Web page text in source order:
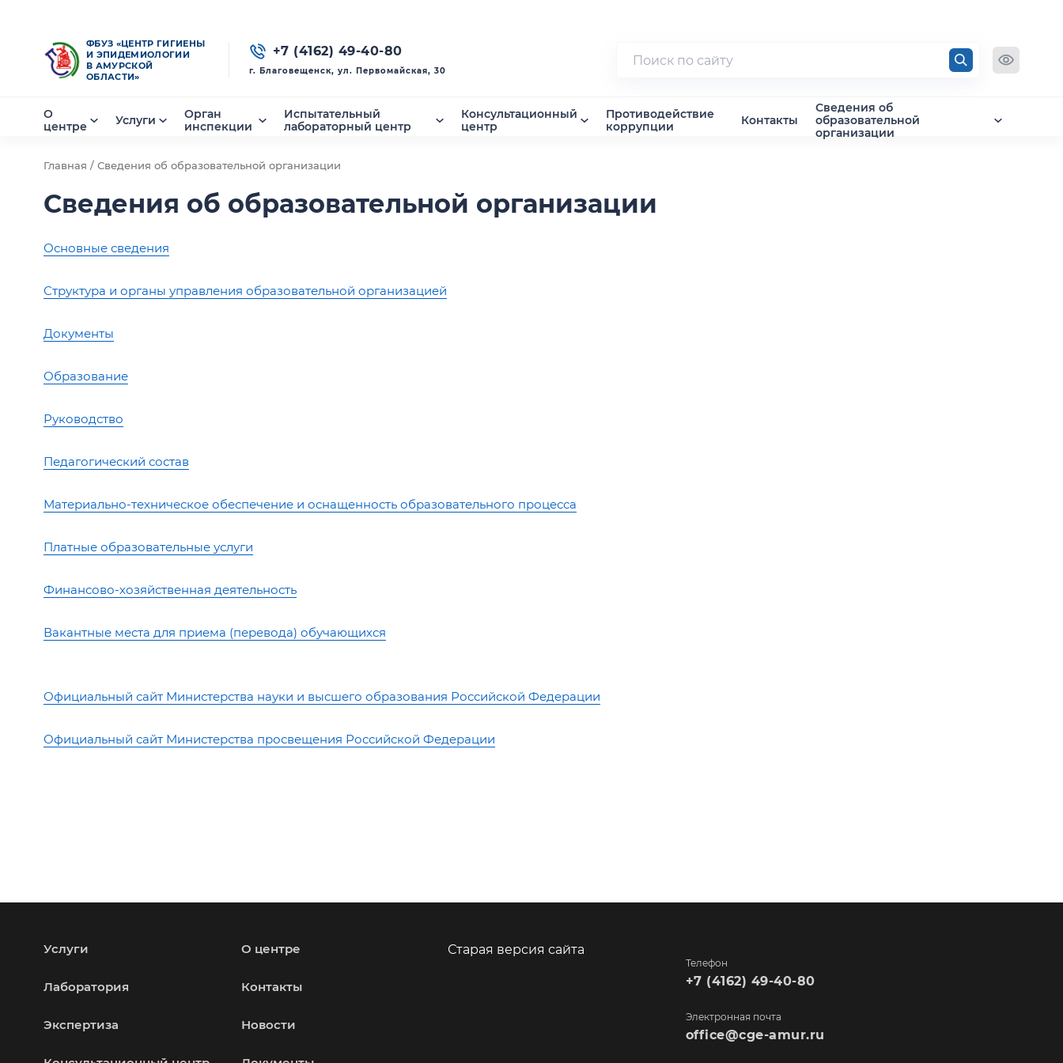
ФБУЗ «ЦЕНТР ГИГИЕНЫ
И ЭПИДЕМИОЛОГИИ
В АМУРСКОЙ
ОБЛАСТИ»
+7 (4162) 49-40-80
г. Благовещенск, ул. Первомайская, 30
О
центре
Услуги
Орган
инспекции
Испытательный
лабораторный центр
Консультационный
центр
Противодействие
коррупции
Контакты
Сведения об
образовательной
организации
Главная / Сведения об образовательной организации
Сведения об образовательной организации
Основные сведения
Структура и органы управления образовательной организацией
Документы
Образование
Руководство
Педагогический состав
Материально-техническое обеспечение и оснащенность образовательного процесса
Платные образовательные услуги
Финансово-хозяйственная деятельность
Вакантные места для приема (перевода) обучающихся
Официальный сайт Министерства науки и высшего образования Российской Федерации
Официальный сайт Министерства просвещения Российской Федерации
Старая версия сайта
Телефон
+7 (4162) 49-40-80
Электронная почта
office@cge-amur.ru
Услуги
Лаборатория
Экспертиза
О центре
Контакты
Новости